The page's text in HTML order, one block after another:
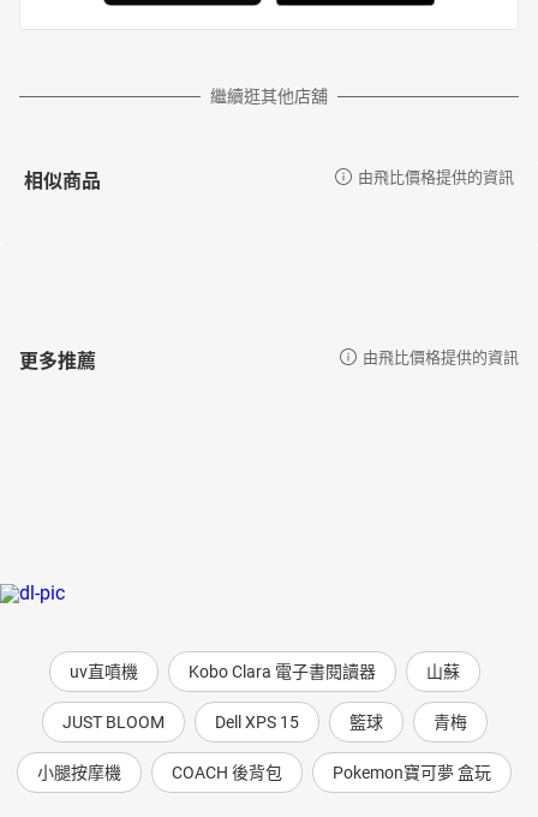
繼續逛其他店舖
相似商品 由飛比價格提供的資訊
更多推薦 由飛比價格提供的資訊
uv直噴機 Kobo Clara 電子書閱讀器 山蘇
JUST BLOOM Dell XPS 15 籃球 青梅
小腿按摩機 COACH 後背包 Pokemon寶可夢 盒玩